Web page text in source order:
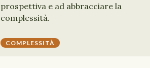
prospettiva e ad abbracciare la
complessità.
COMPLESSITÀ